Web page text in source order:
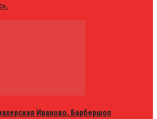
Иваново. Барбершоп